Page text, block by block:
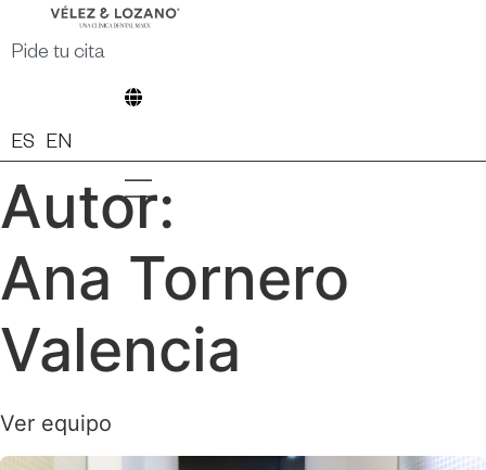
alPide tu cita
ES EN
Autor:
Ana Tornero
Valencia
Ver equipo